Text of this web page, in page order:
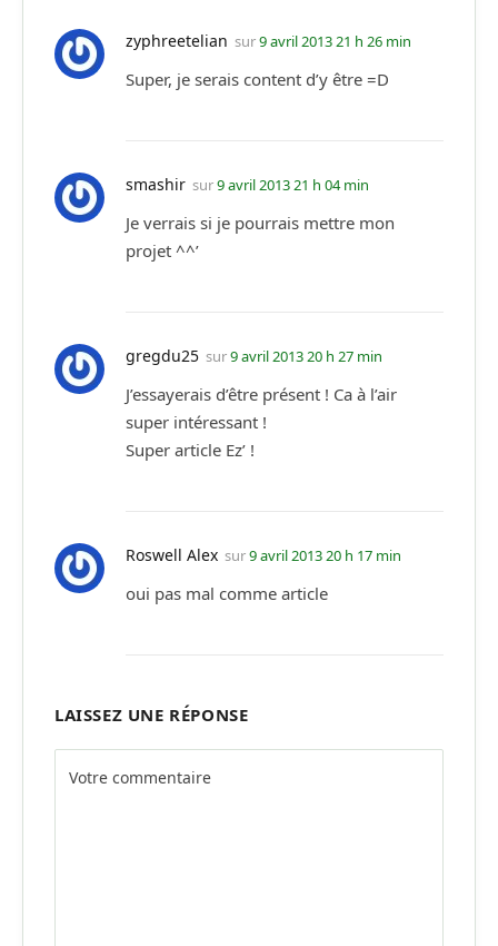
zyphreetelian sur9 avril 2013 21 h 26 min
Super, je serais content d’y être =D
smashir sur9 avril 2013 21 h 04 min
Je verrais si je pourrais mettre mon
projet ^^’
gregdu25 sur9 avril 2013 20 h 27 min
J’essayerais d’être présent ! Ca à l’air
super intéressant !
Super article Ez’ !
Roswell Alex sur9 avril 2013 20 h 17 min
oui pas mal comme article
LAISSEZ UNE RÉPONSE